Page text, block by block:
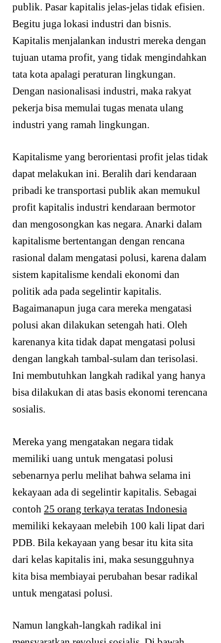
publik. Pasar kapitalis jelas-jelas tidak efisien.
Begitu juga lokasi industri dan bisnis.
Kapitalis menjalankan industri mereka dengan
tujuan utama profit, yang tidak mengindahkan
tata kota apalagi peraturan lingkungan.
Dengan nasionalisasi industri, maka rakyat
pekerja bisa memulai tugas menata ulang
industri yang ramah lingkungan.
Kapitalisme yang berorientasi profit jelas tidak
dapat melakukan ini. Beralih dari kendaraan
pribadi ke transportasi publik akan memukul
profit kapitalis industri kendaraan bermotor
dan mengosongkan kas negara. Anarki dalam
kapitalisme bertentangan dengan rencana
rasional dalam mengatasi polusi, karena dalam
sistem kapitalisme kendali ekonomi dan
politik ada pada segelintir kapitalis.
Bagaimanapun juga cara mereka mengatasi
polusi akan dilakukan setengah hati. Oleh
karenanya kita tidak dapat mengatasi polusi
dengan langkah tambal-sulam dan terisolasi.
Ini membutuhkan langkah radikal yang hanya
bisa dilakukan di atas basis ekonomi terencana
sosialis.
Mereka yang mengatakan negara tidak
memiliki uang untuk mengatasi polusi
sebenarnya perlu melihat bahwa selama ini
kekayaan ada di segelintir kapitalis. Sebagai
contoh 25 orang terkaya teratas Indonesia
memiliki kekayaan melebih 100 kali lipat dari
PDB. Bila kekayaan yang besar itu kita sita
dari kelas kapitalis ini, maka sesungguhnya
kita bisa membiayai perubahan besar radikal
untuk mengatasi polusi.
Namun langkah-langkah radikal ini